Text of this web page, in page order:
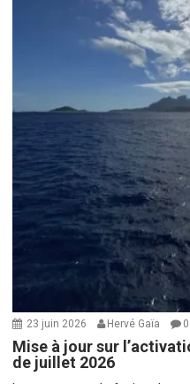
23 juin 2026 Hervé Gaïa 0
Mise à jour sur
de juillet 2026